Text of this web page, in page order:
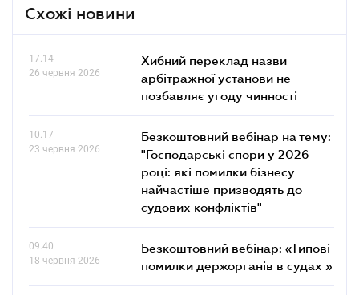
Схожі новини
17.14
26 червня 2026
Хибний переклад назви
арбітражної установи не
позбавляє угоду чинності
10.17
23 червня 2026
Безкоштовний вебінар на тему:
"Господарські спори у 2026
році: які помилки бізнесу
найчастіше призводять до
судових конфліктів"
09.40
18 червня 2026
Безкоштовний вебінар: «Типові
помилки держорганів в судах »